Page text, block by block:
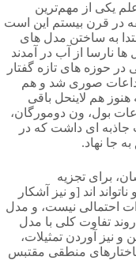
یکی از مهم‌ترین
قرن بیستم این است
به ساختن مدل های
نارسا از آب در آمدند
حوزه های تازه گفتار
صوری شد و هم
هم لاینحل باقی
بول، ون دومورگان،
جاذبه ای داشت که در
جا نهاد.
برای تجزیه
اند [و نیز آشکار
احتمالی نیست، و مدل
تفاوت کلی با مدل
و نیز آوردن تمثیلات،
منطقی مقتبس